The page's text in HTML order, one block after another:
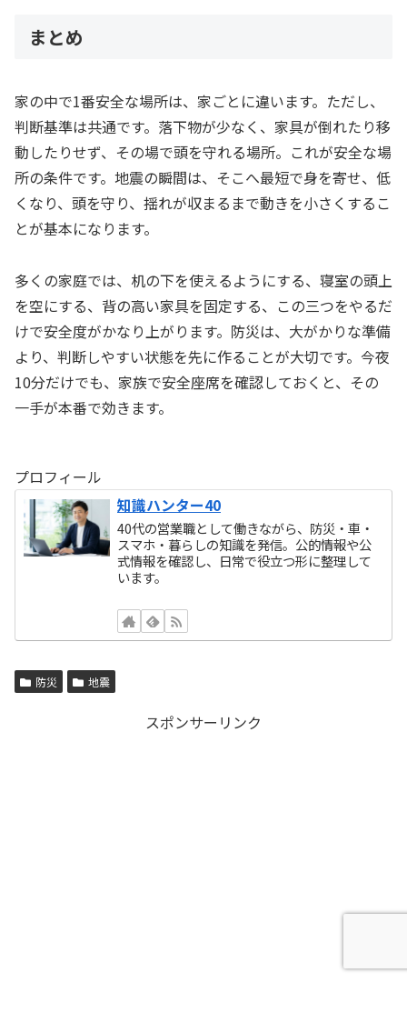
まとめ
家の中で1番安全な場所は、家ごとに違います。ただし、
判断基準は共通です。落下物が少なく、家具が倒れたり移
動したりせず、その場で頭を守れる場所。これが安全な場
所の条件です。地震の瞬間は、そこへ最短で身を寄せ、低
くなり、頭を守り、揺れが収まるまで動きを小さくするこ
とが基本になります。
多くの家庭では、机の下を使えるようにする、寝室の頭上
を空にする、背の高い家具を固定する、この三つをやるだ
けで安全度がかなり上がります。防災は、大がかりな準備
より、判断しやすい状態を先に作ることが大切です。今夜
10分だけでも、家族で安全座席を確認しておくと、その
一手が本番で効きます。
プロフィール
知識ハンター40
40代の営業職として働きながら、防災・車・
スマホ・暮らしの知識を発信。公的情報や公
式情報を確認し、日常で役立つ形に整理して
います。
防災 地震
スポンサーリンク